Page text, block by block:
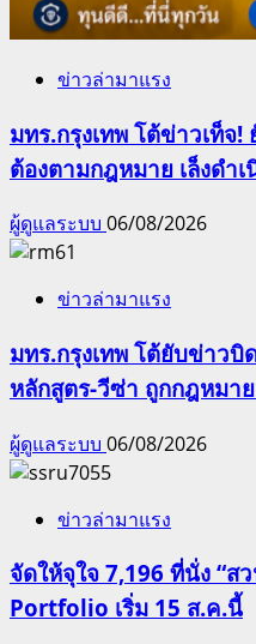
ข่าวล่ามาแรง
มทร.กรุงเทพ โต้ข่าวเท็จ
ต้องตามกฎหมาย เล็งดำ
ผู้ดูแลระบบ 06/08/2026
ข่าวล่ามาแรง
มทร.กรุงเทพ โต้ยับข่าวบิ
หลักสูตร-วีซ่า ถูกกฎหมา
ผู้ดูแลระบบ 06/08/2026
ข่าวล่ามาแรง
จัดให้จุใจ 7,196 ที่นั่ง “ส
Portfolio เริ่ม 15 ส.ค.นี้